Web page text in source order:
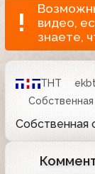
видео,
знаете,
ТНТ
Собственная